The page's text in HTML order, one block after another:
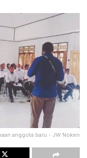
anggota baru - JW Noken